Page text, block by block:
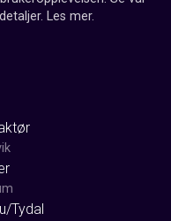
Les mer.
Tydal